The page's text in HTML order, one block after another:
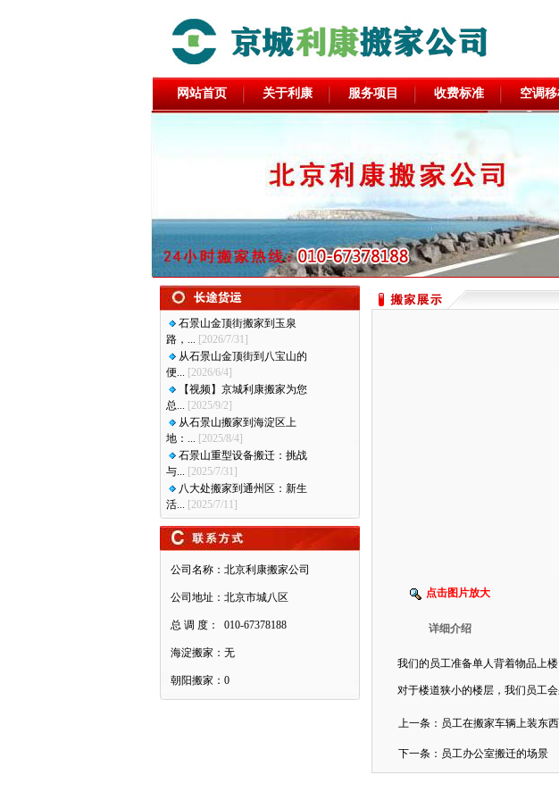
网站首页 关于利康 服务项目 收费标准 空调移
石景山金顶街搬家到玉泉
路，... [2026/7/31]
从石景山金顶街到八宝山的
便... [2026/6/4]
【视频】京城利康搬家为您
总... [2025/9/2]
从石景山搬家到海淀区上
地：... [2025/8/4]
石景山重型设备搬迁：挑战
与... [2025/7/31]
八大处搬家到通州区：新生
活... [2025/7/11]
公司名称： 北京利康搬家公司
公司地址： 北京市城八区
总 调 度： 010-67378188
海淀搬家： 无
朝阳搬家： 0
点击图片放大
详细介绍
我们的员工准备单人背着物品上楼
对于楼道狭小的楼层，我们员工
上一条：员工在搬家车辆上装东西
下一条：员工办公室搬迁的场景